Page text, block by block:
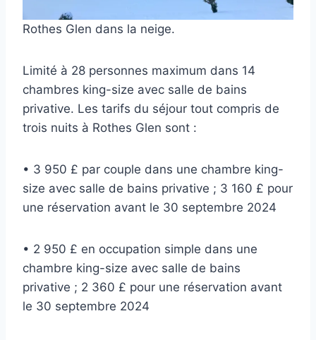
Rothes Glen dans la neige.
Limité à 28 personnes maximum dans 14
chambres king-size avec salle de bains
privative. Les tarifs du séjour tout compris de
trois nuits à Rothes Glen sont :
• 3 950 £ par couple dans une chambre king-
size avec salle de bains privative ; 3 160 £ pour
une réservation avant le 30 septembre 2024
• 2 950 £ en occupation simple dans une
chambre king-size avec salle de bains
privative ; 2 360 £ pour une réservation avant
le 30 septembre 2024